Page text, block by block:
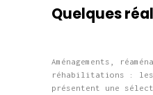
Quelques
Aménagements,
réhabilitations : les
présentent une